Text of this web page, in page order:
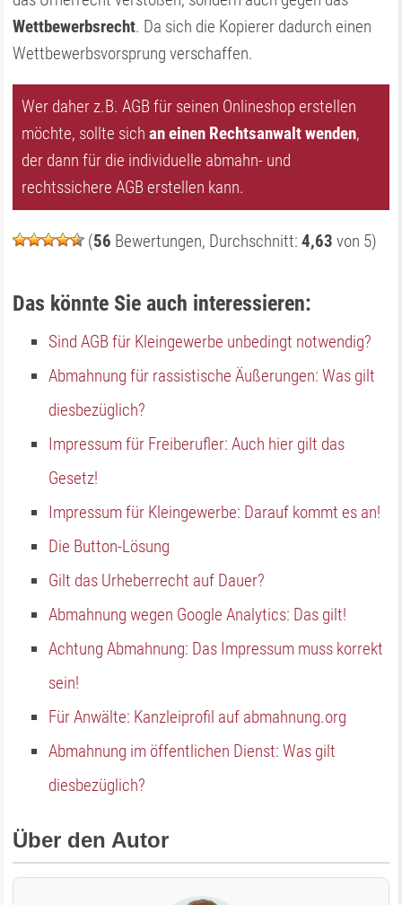
Wettbewerbsrecht. Da sich die Kopierer dadurch einen
Wettbewerbsvorsprung verschaffen.
Wer daher z.B. AGB für seinen Onlineshop erstellen
möchte, sollte sichan einen Rechtsanwalt wenden,
der dann für die individuelle abmahn- und
rechtssichere AGB erstellen kann.
(56 Bewertungen, Durchschnitt:4,63 von 5)
Das könnte Sie auch interessieren:
Sind AGB für Kleingewerbe unbedingt notwendig?
Abmahnung für rassistische Äußerungen: Was gilt
diesbezüglich?
Impressum für Freiberufler: Auch hier gilt das
Gesetz!
Impressum für Kleingewerbe: Darauf kommt es an!
Die Button-Lösung
Gilt das Urheberrecht auf Dauer?
Abmahnung wegen Google Analytics: Das gilt!
Achtung Abmahnung: Das Impressum muss korrekt
sein!
Für Anwälte: Kanzleiprofil auf abmahnung.org
Abmahnung im öffentlichen Dienst: Was gilt
diesbezüglich?
Über den Autor